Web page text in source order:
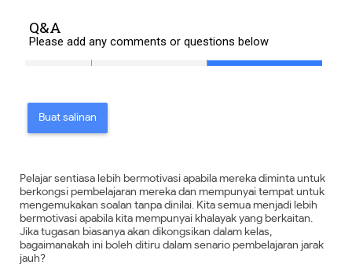
Buat salinan
Pelajar sentiasa lebih bermotivasi apabila mereka diminta untuk
berkongsi pembelajaran mereka dan mempunyai tempat untuk
mengemukakan soalan tanpa dinilai. Kita semua menjadi lebih
bermotivasi apabila kita mempunyai khalayak yang berkaitan.
Jika tugasan biasanya akan dikongsikan dalam kelas,
bagaimanakah ini boleh ditiru dalam senario pembelajaran jarak
jauh?